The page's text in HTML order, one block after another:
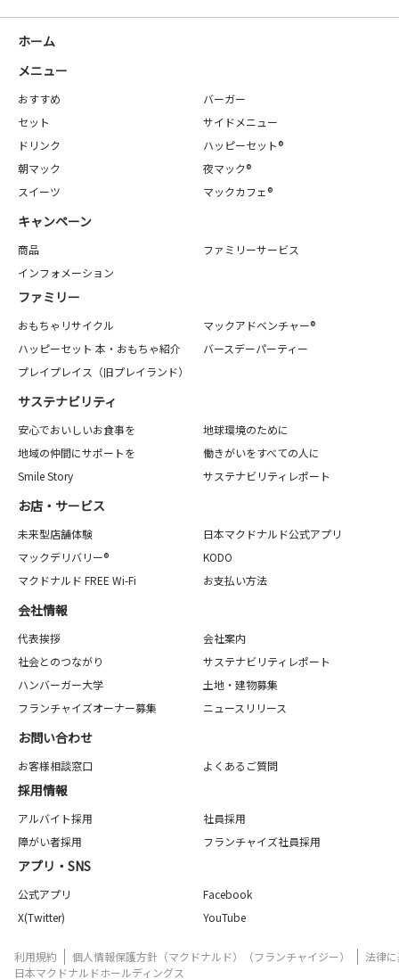
ホーム
メニュー
おすすめ
バーガー
セット
サイドメニュー
ドリンク
ハッピーセット®
朝マック
夜マック®
スイーツ
マックカフェ®
キャンペーン
商品
ファミリーサービス
インフォメーション
ファミリー
おもちゃリサイクル
マックアドベンチャー®
ハッピーセット 本・おもちゃ紹介
バースデーパーティー
プレイプレイス（旧プレイランド）
サステナビリティ
安心でおいしいお食事を
地球環境のために
地域の仲間にサポートを
働きがいをすべての人に
Smile Story
サステナビリティレポート
お店・サービス
未来型店舗体験
日本マクドナルド公式アプリ
マックデリバリー®
KODO
マクドナルド FREE Wi-Fi
お支払い方法
会社情報
代表挨拶
会社案内
社会とのつながり
サステナビリティレポート
ハンバーガー大学
土地・建物募集
フランチャイズオーナー募集
ニュースリリース
お問い合わせ
お客様相談窓口 よくあるご質問
採用情報
アルバイト採用
社員採用
障がい者採用
フランチャイズ社員採用
アプリ・SNS
公式アプリ
Facebook
X(Twitter)
YouTube
利用規約 個人情報保護方針（マクドナルド）（フランチャイジー）
法律
日本マクドナルドホールディングス